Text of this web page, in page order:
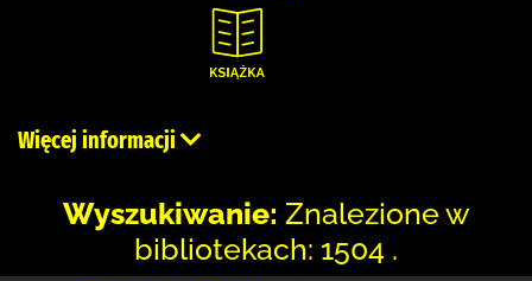
Więcej informacji
Wyszukiwanie: Znalezione w
bibliotekach: 1504 .